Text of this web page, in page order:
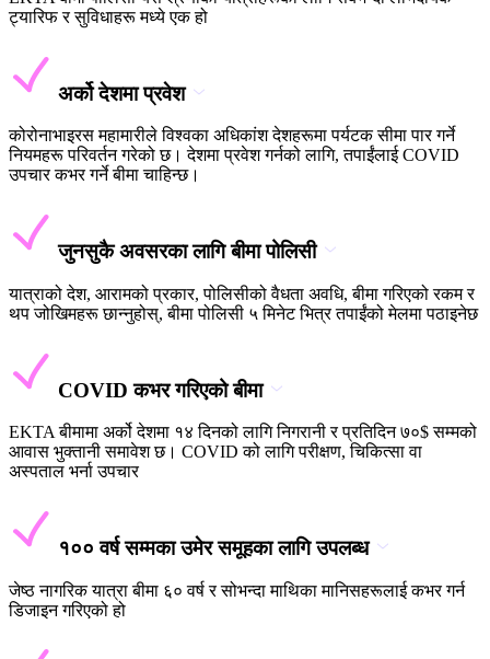
ट्यारिफ र सुविधाहरू मध्ये एक हो
अर्को देशमा प्रवेश
कोरोनाभाइरस महामारीले विश्वका अधिकांश देशहरूमा पर्यटक सीमा पार गर्ने
नियमहरू परिवर्तन गरेको छ। देशमा प्रवेश गर्नको लागि, तपाईंलाई COVID
उपचार कभर गर्ने बीमा चाहिन्छ।
जुनसुकै अवसरका लागि बीमा पोलिसी
यात्राको देश, आरामको प्रकार, पोलिसीको वैधता अवधि, बीमा गरिएको रकम र
थप जोखिमहरू छान्नुहोस्, बीमा पोलिसी ५ मिनेट भित्र तपाईंको मेलमा पठाइनेछ
COVID कभर गरिएको बीमा
EKTA बीमामा अर्को देशमा १४ दिनको लागि निगरानी र प्रतिदिन ७०$ सम्मको
आवास भुक्तानी समावेश छ। COVID को लागि परीक्षण, चिकित्सा वा
अस्पताल भर्ना उपचार
१०० वर्ष सम्मका उमेर समूहका लागि उपलब्ध
जेष्ठ नागरिक यात्रा बीमा ६० वर्ष र सोभन्दा माथिका मानिसहरूलाई कभर गर्न
डिजाइन गरिएको हो